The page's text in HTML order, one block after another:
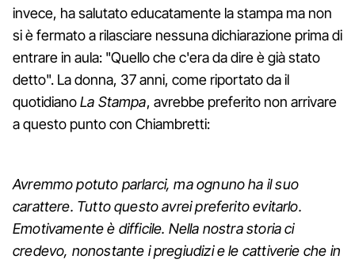
invece, ha salutato educatamente la stampa ma non
si è fermato a rilasciare nessuna dichiarazione prima di
entrare in aula: "Quello che c'era da dire è già stato
detto". La donna, 37 anni, come riportato da il
quotidianoLa Stampa, avrebbe preferito non arrivare
a questo punto con Chiambretti:
Avremmo potuto parlarci, ma ognuno ha il suo
carattere. Tutto questo avrei preferito evitarlo.
Emotivamente è difficile. Nella nostra storia ci
credevo, nonostante i pregiudizi e le cattiverie che in